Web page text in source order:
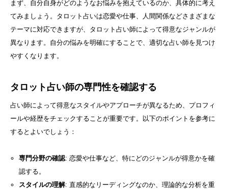
まず、自分自身がどのようなお悩みを抱えているのか、具体的に考え
てみましょう。タロット占いは恋愛や仕事、人間関係などさまざまな
テーマに対応できますが、タロット占い師によって得意なジャンルが
異なります。自分の悩みを明確にすることで、適切な占い師を見つけ
やすくなります。
タロット占い師の専門性を確認する
占い師によって得意なスタイルやアプローチが異なるため、プロフィ
ールや経歴をチェックすることが重要です。以下のポイントを参考に
するとよいでしょう：
専門分野の確認: 恋愛や仕事など、特にどのジャンルが得意かを確
認する。
スタイルの理解: 直感的なリーディングなのか、理論的な分析を重